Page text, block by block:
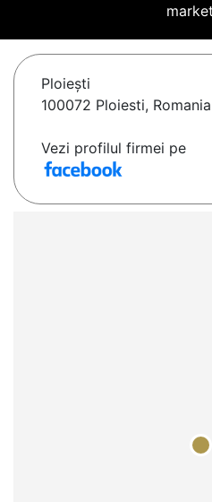
Ploieşti
100072 Ploiesti, Romania
Vezi profilul firmei pe